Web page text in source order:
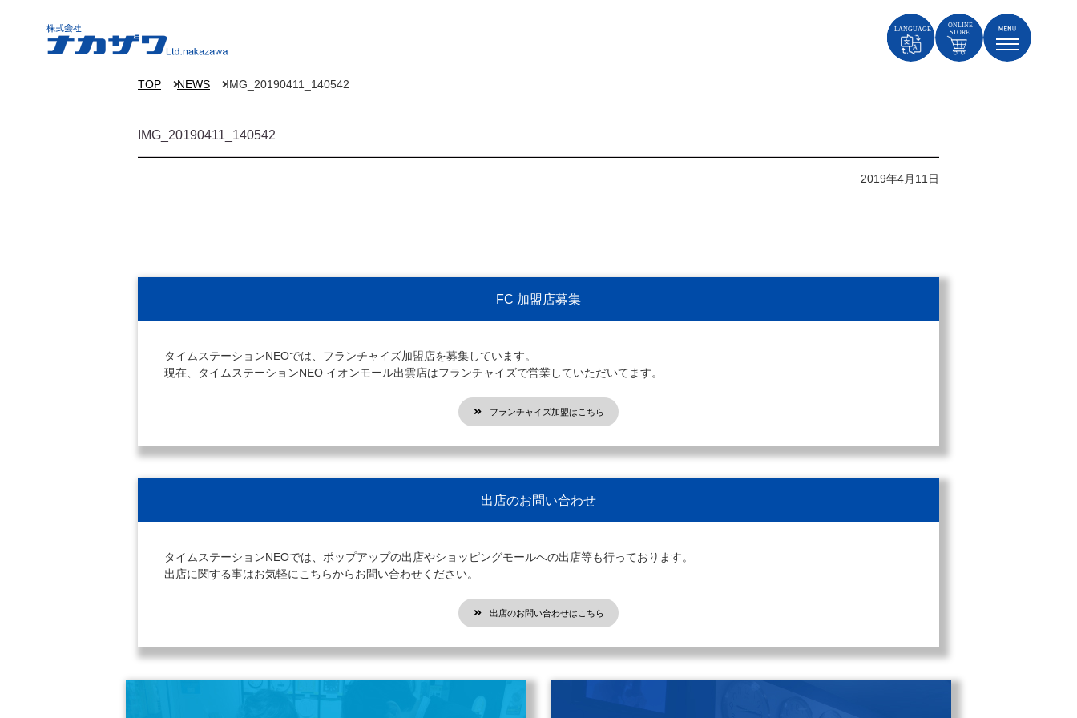
TOP NEWS IMG_20190411_140542
IMG_20190411_140542
2019年4月11日
FC 加盟店募集
タイムステーションNEOでは、フランチャイズ加盟店を募集しています。
現在、タイムステーションNEO イオンモール出雲店はフランチャイズで営業していただいてます。
フランチャイズ加盟はこちら
出店のお問い合わせ
タイムステーションNEOでは、ポップアップの出店やショッピングモールへの出店等も行っております。
出店に関する事はお気軽にこちらからお問い合わせください。
出店のお問い合わせはこちら